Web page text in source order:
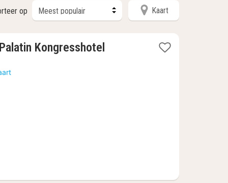
op Kaart
Kongresshotel